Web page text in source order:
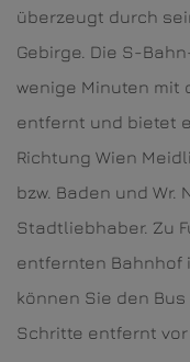
überzeugt durch
Gebirge. Die S-
wenige Minuten mit
entfernt und bietet
Richtung Wien
bzw. Baden und
Stadtliebhaber. Zu
entfernten Bahnhof
können Sie den
Schritte entfernt